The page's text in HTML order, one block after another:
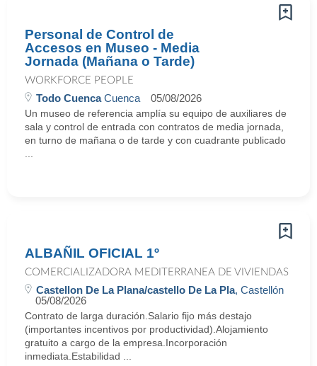
Personal de Control de
Accesos en Museo - Media
Jornada (Mañana o Tarde)
WORKFORCE PEOPLE
Todo CuencaCuenca 05/08/2026
Un museo de referencia amplía su equipo de auxiliares de
sala y control de entrada con contratos de media jornada,
en turno de mañana o de tarde y con cuadrante publicado
ALBAÑIL OFICIAL 1º
COMERCIALIZADORA MEDITERRANEA DE VIVIENDAS
Castellon De La Plana/castello De La Pla, Castellón
05/08/2026
Contrato de larga duración.Salario fijo más destajo
(importantes incentivos por productividad).Alojamiento
gratuito a cargo de la empresa.Incorporación
inmediata.Estabilidad ...